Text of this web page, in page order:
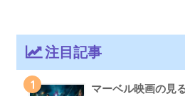
注目記事
1
マーベル映画の見